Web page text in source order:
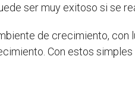
ser muy exitoso si se
de crecimiento, con
Con estos